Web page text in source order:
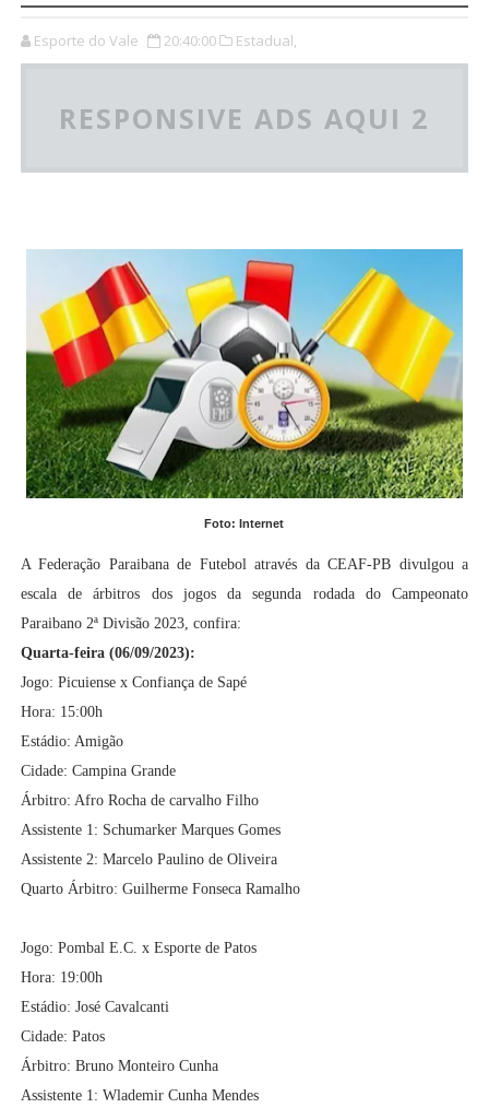
Esporte do Vale 20:40:00 Estadual,
RESPONSIVE ADS AQUI 2
Foto: Internet
A Federação Paraibana de Futebol através da CEAF-PB divulgou a
escala de árbitros dos jogos da segunda rodada do Campeonato
Paraibano 2ª Divisão 2023, confira:
Quarta-feira (06/09/2023):
Jogo: Picuiense x Confiança de Sapé
Hora: 15:00h
Estádio: Amigão
Cidade: Campina Grande
Árbitro: Afro Rocha de carvalho Filho
Assistente 1: Schumarker Marques Gomes
Assistente 2: Marcelo Paulino de Oliveira
Quarto Árbitro: Guilherme Fonseca Ramalho
Jogo: Pombal E.C. x Esporte de Patos
Hora: 19:00h
Estádio: José Cavalcanti
Cidade: Patos
Árbitro: Bruno Monteiro Cunha
Assistente 1: Wlademir Cunha Mendes